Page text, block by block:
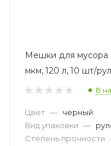
Мешки для
мкм, 120 л, 10 шт/
В
Цвет — черный
Вид упаковки —
Степень прочности